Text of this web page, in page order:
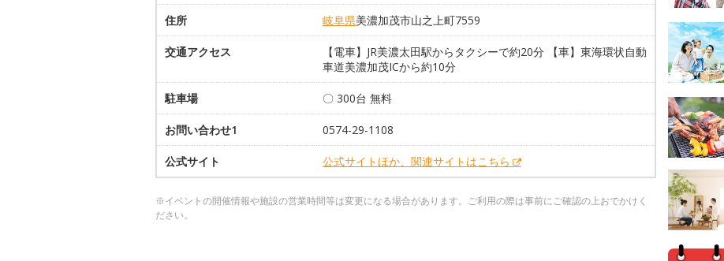
住所 岐阜県美濃加茂市山之上町7559
交通アクセス
【電車】JR美濃太田駅からタクシーで約20分 【車】東海環状自動
車道美濃加茂ICから約10分
駐車場 〇 300台 無料
お問い合わせ1 0574-29-1108
公式サイト 公式サイトほか、関連サイトはこちら
※イベントの開催情報や施設の営業時間等は変更になる場合があります。ご利用の際は事前にご確認の上おでかけく
ださい。